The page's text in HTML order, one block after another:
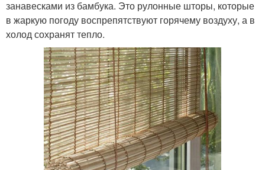
занавесками из бамбука. Это рулонные шторы, которые
в жаркую погоду воспрепятствуют горячему воздуху, а в
холод сохранят тепло.